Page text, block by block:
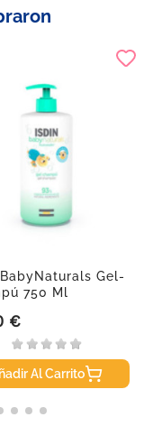
Gel-
750 Ml
€
Al Carrito